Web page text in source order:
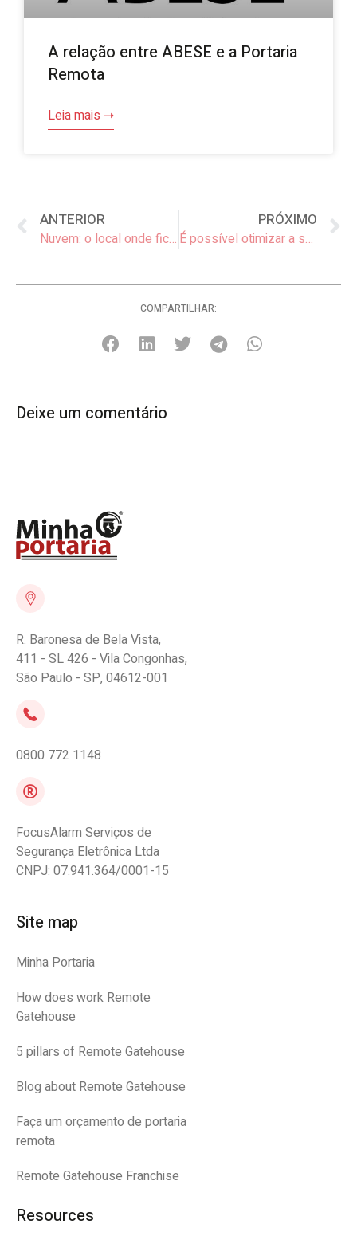
A relação entre ABESE e a Portaria
Remota
Leia mais ➝
ANTERIOR
Nuvem: o local onde ficam os arquivos gravados de Portaria Remota
PRÓXIMO
É possível otimizar a segurança em casa durante as férias?
COMPARTILHAR:
Deixe um comentário
R. Baronesa de Bela Vista,
411 - SL 426 - Vila Congonhas,
São Paulo - SP, 04612-001
0800 772 1148
FocusAlarm Serviços de
Segurança Eletrônica Ltda
CNPJ: 07.941.364/0001-15
Site map
Minha Portaria
How does work Remote
Gatehouse
5 pillars of Remote Gatehouse
Blog about Remote Gatehouse
Faça um orçamento de portaria
remota
Remote Gatehouse Franchise
Resources